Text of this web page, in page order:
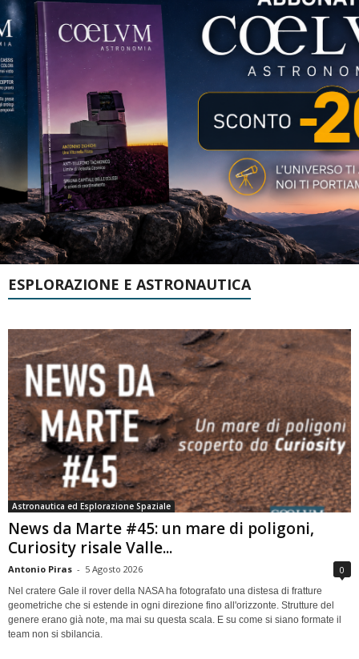
ESPLORAZIONE E ASTRONAUTICA
Astronautica ed Esplorazione Spaziale
News da Marte #45: un mare di poligoni,
Curiosity risale Valle...
Antonio Piras - 5 Agosto 2026 0
Nel cratere Gale il rover della NASA ha fotografato una distesa di fratture
geometriche che si estende in ogni direzione fino all'orizzonte. Strutture del
genere erano già note, ma mai su questa scala. E su come si siano formate il
team non si sbilancia.